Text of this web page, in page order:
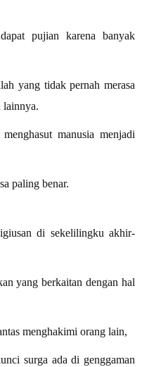
pujian karena banyak
yang tidak pernah merasa
lainnya.
manusia menjadi
paling benar.
di sekelilingku akhir-
yang berkaitan dengan hal
menghakimi orang lain,
surga ada di genggaman